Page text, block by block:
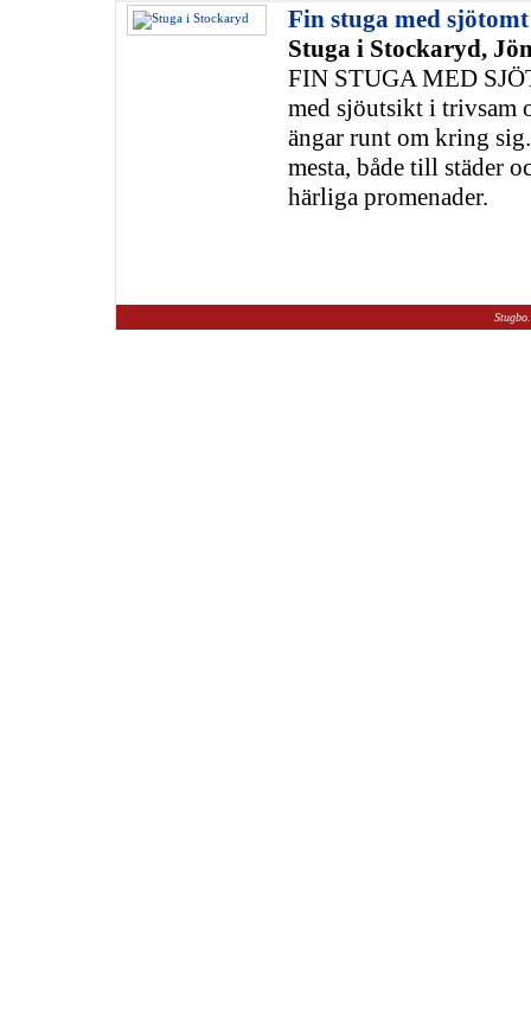
Fin stuga med sjötomt
Stuga i Stockaryd,
FIN STUGA MED
med sjöutsikt i trivsam
ängar runt om kring
mesta, både till städer
härliga promenader.